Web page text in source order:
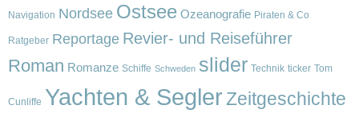
Navigation Nordsee Ostsee Ozeanografie Piraten & Co
Ratgeber Reportage Revier- und Reiseführer
Roman Romanze Schiffe Schweden slider Technik ticker Tom
Cunliffe Yachten & SeglerZeitgeschichte